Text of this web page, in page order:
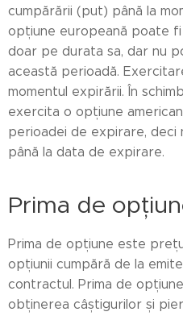
cumpărării (put) până la
opțiune europeană poate
doar pe durata sa, dar nu
această perioadă.
momentul expirării. În
exercita o opțiune
perioadei de expirare, deci
până la data de expirare.
Prima de
Prima de opțiune este
opțiunii cumpără de la
contractul. Prima de
obținerea câștigurilor și